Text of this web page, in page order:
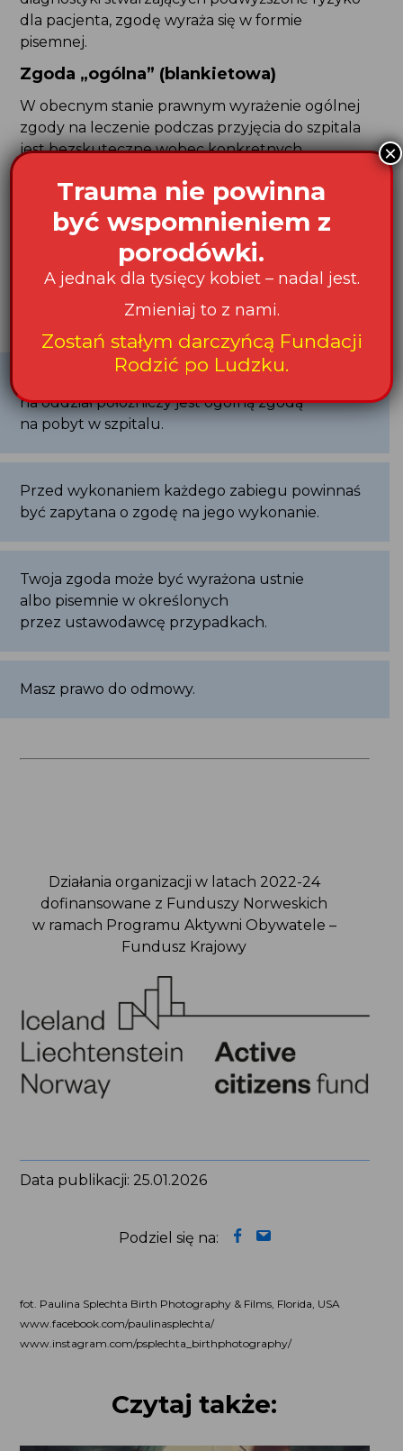
W obecnym stanie prawnym wyrażenie ogólnej
zgody na leczenie podczas przyjęcia do szpitala
jest bezskuteczne wobec konkretnych procedur
takiej ogólnej zgody jest równoznaczne
z działaniem bez zgody pacjenta.
Czy zgoda „ogólna” jest ważna?
Podsumowanie
Zgoda, którą podpisujesz podczas przyjęcia
na oddział położniczy jest ogólną zgodą na pobyt
Przed wykonaniem każdego zabiegu powinnaś
być zapytana o zgodę na jego wykonanie.
Twoja zgoda może być wyrażona ustnie
albo pisemnie w określonych przez ustawodawcę
przypadkach.
Masz prawo do odmowy.
Data publikacji: 25.01.2026
www.facebook.com/paulinasplechta/
www.instagram.com/psplechta_birthphotography/
Czytaj także: